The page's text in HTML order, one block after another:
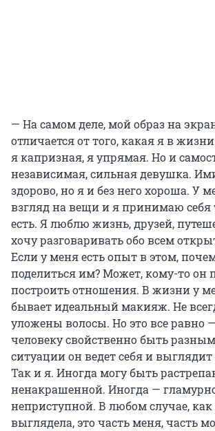
— На самом деле, мой образ на
отличается от того, какая я в
я капризная, я упрямая. Но и
независимая, сильная девушка.
здорово, но я и без него хороша. У
взгляд на вещи и я принимаю себя
есть. Я люблю жизнь, друзей,
хочу разговаривать обо всем
Если у меня есть опыт в этом,
поделиться им? Может, кому-то он
построить отношения. В жизни у
бывает идеальный макияж. Не
уложены волосы. Но это все равно
человеку свойственно быть
ситуации он ведет себя и
Так и я. Иногда могу быть
ненакрашенной. Иногда —
неприступной. В любом случае,
выглядела, это часть меня, часть